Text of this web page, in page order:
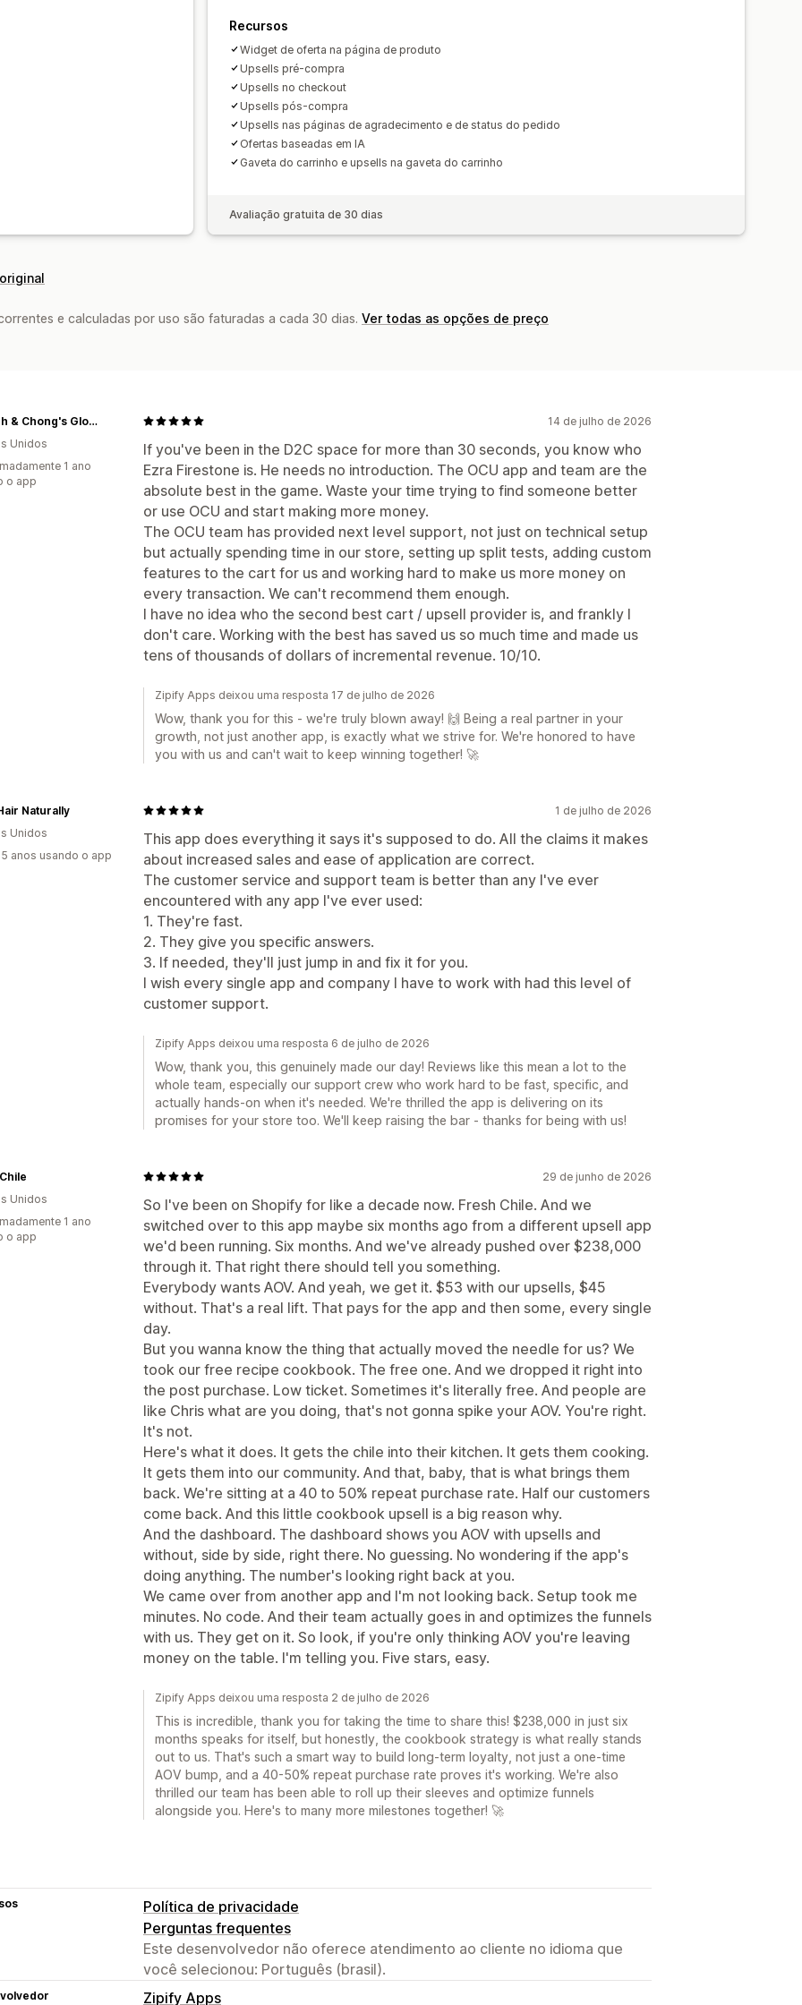
Recursos
Widget de oferta na página de produto
Upsells pré-compra
Upsells no checkout
Upsells pós-compra
Upsells nas páginas de agradecimento e de status do pedido
Ofertas baseadas em IA
Gaveta do carrinho e upsells na gaveta do carrinho
Avaliação gratuita de 30 dias
e calculadas por uso são faturadas a cada 30 dias. Ver todas as opções de preço
14 de julho de 2026
If you've been in the D2C space for more than 30 seconds, you know who
Ezra Firestone is. He needs no introduction. The OCU app and team are the
absolute best in the game. Waste your time trying to find someone better
or use OCU and start making more money.
The OCU team has provided next level support, not just on technical setup
but actually spending time in our store, setting up split tests, adding custom
features to the cart for us and working hard to make us more money on
every transaction. We can't recommend them enough.
I have no idea who the second best cart / upsell provider is, and frankly I
don't care. Working with the best has saved us so much time and made us
tens of thousands of dollars of incremental revenue. 10/10.
Cheech & Chong's Global
Unidos
1 ano
o app
Zipify Apps deixou uma resposta 17 de julho de 2026
Wow, thank you for this - we're truly blown away! 🙌 Being a real partner in your
growth, not just another app, is exactly what we strive for. We're honored to have
you with us and can't wait to keep winning together! 🚀
1 de julho de 2026
This app does everything it says it's supposed to do. All the claims it makes
about increased sales and ease of application are correct.
The customer service and support team is better than any I've ever
encountered with any app I've ever used:
1. They're fast.
2. They give you specific answers.
3. If needed, they'll just jump in and fix it for you.
I wish every single app and company I have to work with had this level of
customer support.
Naturally
Unidos
anos usando o app
Zipify Apps deixou uma resposta 6 de julho de 2026
Wow, thank you, this genuinely made our day! Reviews like this mean a lot to the
whole team, especially our support crew who work hard to be fast, specific, and
actually hands-on when it's needed. We're thrilled the app is delivering on its
promises for your store too. We'll keep raising the bar - thanks for being with us!
29 de junho de 2026
So I've been on Shopify for like a decade now. Fresh Chile. And we
switched over to this app maybe six months ago from a different upsell app
we'd been running. Six months. And we've already pushed over $238,000
through it. That right there should tell you something.
Everybody wants AOV. And yeah, we get it. $53 with our upsells, $45
without. That's a real lift. That pays for the app and then some, every single
day.
But you wanna know the thing that actually moved the needle for us? We
took our free recipe cookbook. The free one. And we dropped it right into
the post purchase. Low ticket. Sometimes it's literally free. And people are
like Chris what are you doing, that's not gonna spike your AOV. You're right.
It's not.
Here's what it does. It gets the chile into their kitchen. It gets them cooking.
It gets them into our community. And that, baby, that is what brings them
back. We're sitting at a 40 to 50% repeat purchase rate. Half our customers
come back. And this little cookbook upsell is a big reason why.
And the dashboard. The dashboard shows you AOV with upsells and
without, side by side, right there. No guessing. No wondering if the app's
doing anything. The number's looking right back at you.
We came over from another app and I'm not looking back. Setup took me
minutes. No code. And their team actually goes in and optimizes the funnels
with us. They get on it. So look, if you're only thinking AOV you're leaving
money on the table. I'm telling you. Five stars, easy.
Unidos
1 ano
o app
Zipify Apps deixou uma resposta 2 de julho de 2026
This is incredible, thank you for taking the time to share this! $238,000 in just six
months speaks for itself, but honestly, the cookbook strategy is what really stands
out to us. That's such a smart way to build long-term loyalty, not just a one-time
AOV bump, and a 40-50% repeat purchase rate proves it's working. We're also
thrilled our team has been able to roll up their sleeves and optimize funnels
alongside you. Here's to many more milestones together! 🚀
Política de privacidade
Perguntas frequentes
Este desenvolvedor não oferece atendimento ao cliente no idioma que
você selecionou: Português (brasil).
Zipify Apps